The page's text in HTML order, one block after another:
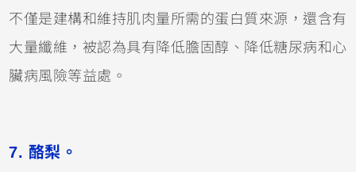
不僅是建構和維持肌肉量所需的蛋白質來源，還含有
大量纖維，被認為具有降低膽固醇、降低糖尿病和心
臟病風險等益處。
7. 酪梨。